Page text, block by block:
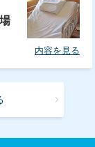
内容を見る